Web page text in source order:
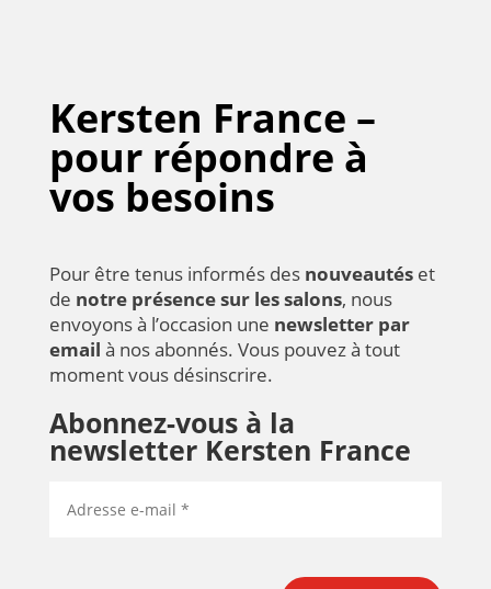
Kersten France –
pour répondre à
vos besoins
Pour être tenus informés des nouveautéset
de notre présence sur les salons, nous
envoyons à l’occasion une newsletter par
email à nos abonnés. Vous pouvez à tout
moment vous désinscrire.
Abonnez-vous à la
newsletter Kersten France